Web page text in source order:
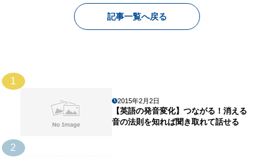
記事一覧へ戻る
1
2015年2月2日
【英語の発音変化】つながる！消える
音の法則を知れば聞き取れて話せる
2